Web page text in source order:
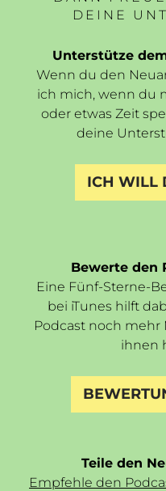
DEINE
Unterstütze
Wenn du den
ich mich, wenn du
oder etwas Zeit
deine
ICH WILL
Bewerte den
Eine Fünf-Sterne-
bei iTunes hilft
Podcast noch
ihnen
Teile den
Empfehle den